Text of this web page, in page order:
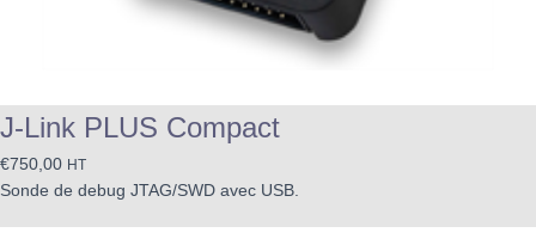
J-Link PLUS Compact
€750,00 HT
Sonde de debug JTAG/SWD avec USB.